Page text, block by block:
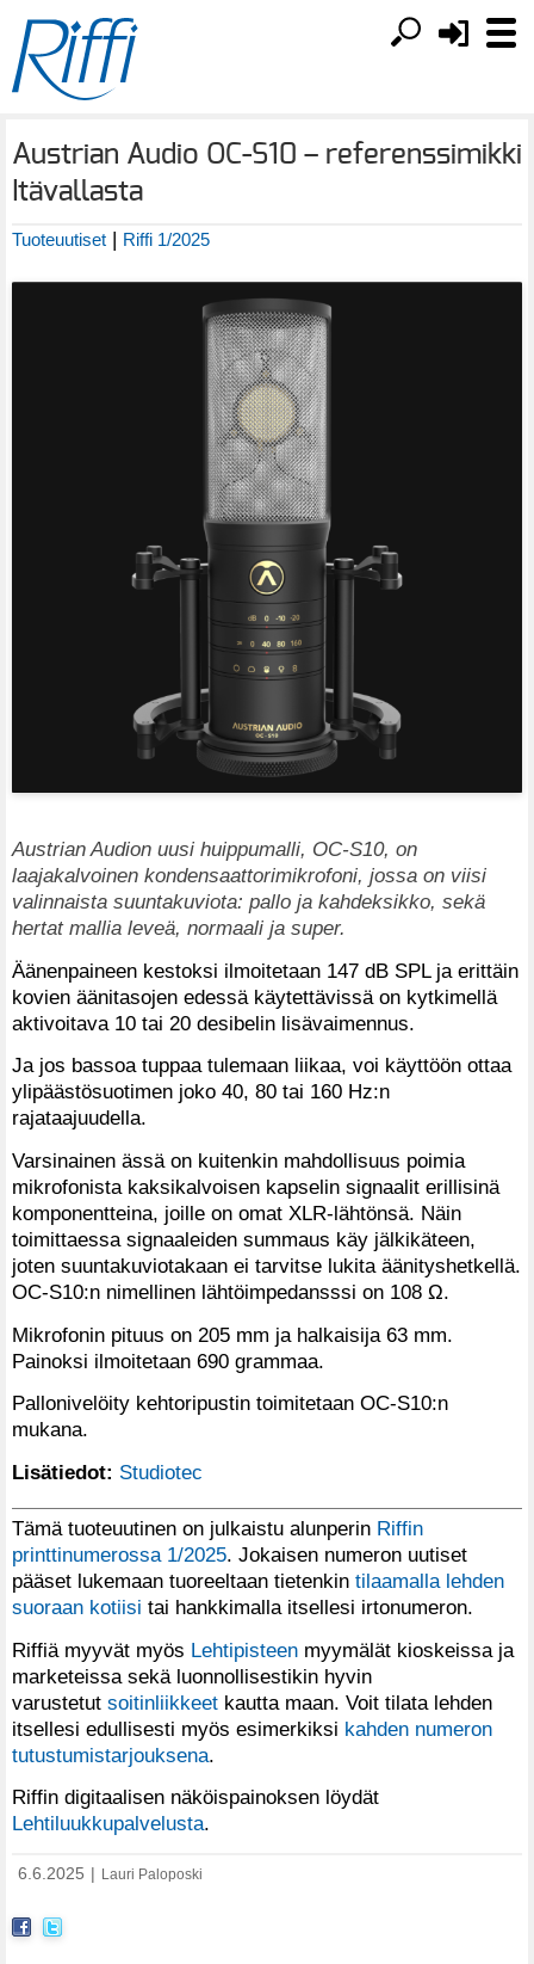
Austrian Audio OC-S10 – referenssimikki
Itävallasta
Tuoteuutiset | Riffi 1/2025
Austrian Audion uusi huippumalli, OC-S10, on
laajakalvoinen kondensaattorimikrofoni, jossa on viisi
valinnaista suuntakuviota: pallo ja kahdeksikko, sekä
hertat mallia leveä, normaali ja super.
Äänenpaineen kestoksi ilmoitetaan 147 dB SPL ja erittäin
kovien äänitasojen edessä käytettävissä on kytkimellä
aktivoitava 10 tai 20 desibelin lisävaimennus.
Ja jos bassoa tuppaa tulemaan liikaa, voi käyttöön ottaa
ylipäästösuotimen joko 40, 80 tai 160 Hz:n
rajataajuudella.
Varsinainen ässä on kuitenkin mahdollisuus poimia
mikrofonista kaksikalvoisen kapselin signaalit erillisinä
komponentteina, joille on omat XLR-lähtönsä. Näin
toimittaessa signaaleiden summaus käy jälkikäteen,
joten suuntakuviotakaan ei tarvitse lukita äänityshetkellä.
OC-S10:n nimellinen lähtöimpedansssi on 108 Ω.
Mikrofonin pituus on 205 mm ja halkaisija 63 mm.
Painoksi ilmoitetaan 690 grammaa.
Pallonivelöity kehtoripustin toimitetaan OC-S10:n
mukana.
Lisätiedot: Studiotec
Tämä tuoteuutinen on julkaistu alunperin Riffin
printtinumerossa 1/2025. Jokaisen numeron uutiset
pääset lukemaan tuoreeltaan tietenkin tilaamalla lehden
suoraan kotiisi tai hankkimalla itsellesi irtonumeron.
Riffiä myyvät myös Lehtipisteen myymälät kioskeissa ja
marketeissa sekä luonnollisestikin hyvin
varustetut soitinliikkeet kautta maan. Voit tilata lehden
itsellesi edullisesti myös esimerkiksi kahden numeron
tutustumistarjouksena.
Riffin digitaalisen näköispainoksen löydät
Lehtiluukkupalvelusta.
6.6.2025 Lauri Paloposki